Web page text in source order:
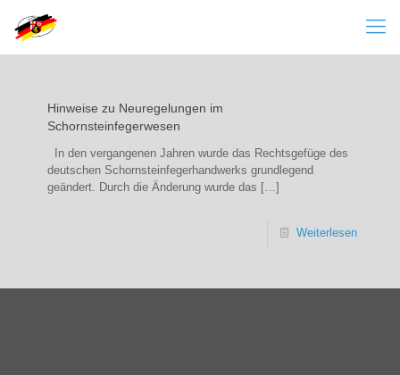
Hinweise zu Neuregelungen im
Schornsteinfegerwesen
In den vergangenen Jahren wurde das Rechtsgefüge des
deutschen Schornsteinfegerhandwerks grundlegend
geändert. Durch die Änderung wurde das […]
Weiterlesen